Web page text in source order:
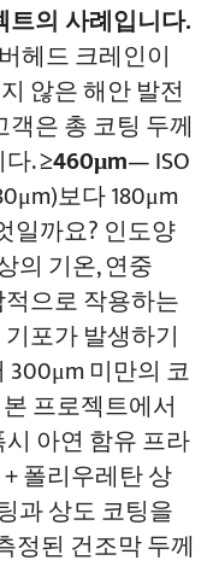
의 사례입니다.
헤드 크레인이
않은 해안 발전
은 총 코팅 두께
.≥460μm— ISO
보다 180μm
일까요? 인도양
의 기온, 연중
으로 작용하는
포가 발생하기
300μm 미만의 코
프로젝트에서
아연 함유 프라
폴리우레탄 상
과 상도 코팅을
정된 건조막 두께